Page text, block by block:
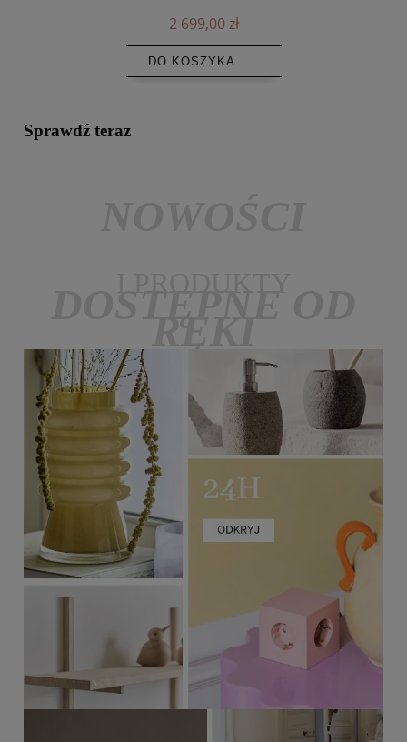
2 699,00 zł
DO KOSZYKA
Sprawdź teraz